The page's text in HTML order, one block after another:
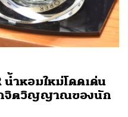
น้ำหอมใหม่โดดเด่น
จิตวิญญาณของนัก
LINE EMAIL